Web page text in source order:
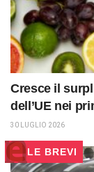
Cresce il
dell’UE nei
30 LUGLIO 2026
LE BREVI